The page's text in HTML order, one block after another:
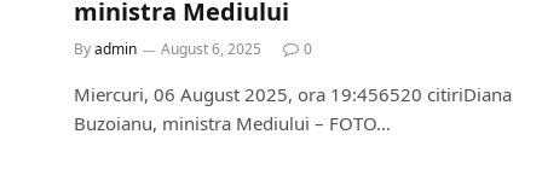
ministra Mediului
Byadmin August 6, 2025 0
Miercuri, 06 August 2025, ora 19:456520 citiriDiana
Buzoianu, ministra Mediului – FOTO…